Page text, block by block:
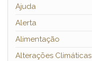
Ajuda
Alerta
Alimentação
Alterações Climáticas